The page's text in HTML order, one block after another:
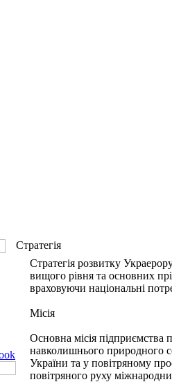
Стратегія
Стратегія розвитку
вищого рівня та основних
враховуючи національні
Місія
Основна місія підприємства
навколишнього природного
України та у повітряному
повітряного руху